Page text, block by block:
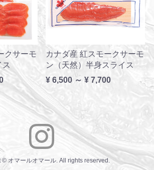
クサーモ
ス
カナダ産 紅スモークサーモ
ン（天然）半身スライス
¥ 6,500 ～ ¥ 7,700
© オマールオマール. All rights reserved.